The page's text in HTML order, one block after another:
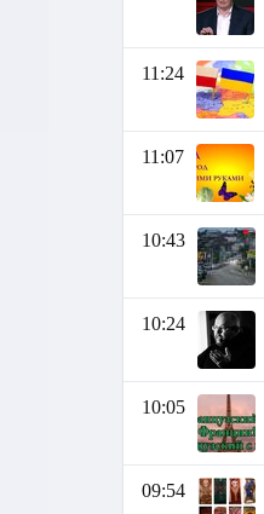
11:24
11:07
10:43
10:24
10:05
09:54